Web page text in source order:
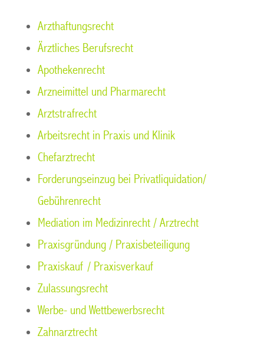
Arzthaftungsrecht
Ärztliches Berufsrecht
Apothekenrecht
Arzneimittel und Pharmarecht
Arztstrafrecht
Arbeitsrecht in Praxis und Klinik
Chefarztrecht
Forderungseinzug bei Privatliquidation/
Gebührenrecht
Mediation im Medizinrecht / Arztrecht
Praxisgründung / Praxisbeteiligung
Praxiskauf / Praxisverkauf
Zulassungsrecht
Werbe- und Wettbewerbsrecht
Zahnarztrecht